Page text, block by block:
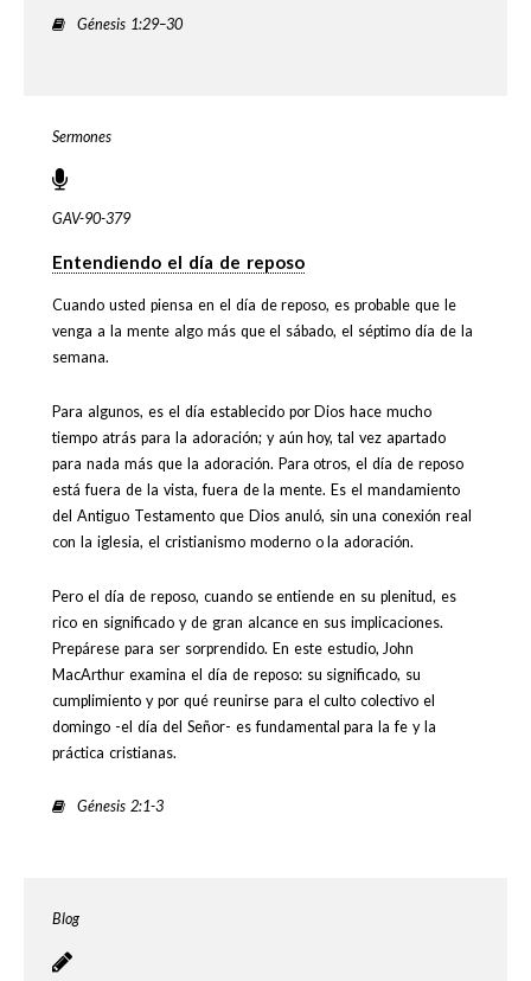
Génesis 1:29–30
Sermones
GAV-90-379
Entendiendo el día de reposo
Cuando usted piensa en el día de reposo, es probable que le
venga a la mente algo más que el sábado, el séptimo día de la
semana.
Para algunos, es el día establecido por Dios hace mucho
tiempo atrás para la adoración; y aún hoy, tal vez apartado
para nada más que la adoración. Para otros, el día de reposo
está fuera de la vista, fuera de la mente. Es el mandamiento
del Antiguo Testamento que Dios anuló, sin una conexión real
con la iglesia, el cristianismo moderno o la adoración.
Pero el día de reposo, cuando se entiende en su plenitud, es
rico en significado y de gran alcance en sus implicaciones.
Prepárese para ser sorprendido. En este estudio, John
MacArthur examina el día de reposo: su significado, su
cumplimiento y por qué reunirse para el culto colectivo el
domingo -el día del Señor- es fundamental para la fe y la
práctica cristianas.
Génesis 2:1-3
Blog